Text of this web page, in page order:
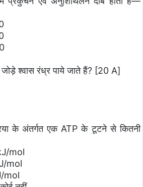
श्वास रंध्र पाये जाते हैं? [20 A]
के अंतर्गत एक ATP के टूटने से कितनी
mol
mol
mol